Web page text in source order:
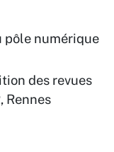
pôle numérique
des revues
Rennes